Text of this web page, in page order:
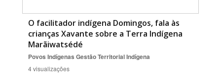
O facilitador indígena Domingos, fala às
crianças Xavante sobre a Terra Indígena
Marãiwatsédé
Povos Indígenas Gestão Territorial Indígena
4 visualizações